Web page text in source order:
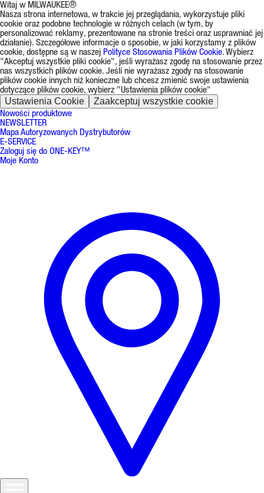
Witaj w MILWAUKEE®
Nasza strona internetowa, w trakcie jej przeglądania, wykorzystuje pliki
cookie oraz podobne technologie w różnych celach (w tym, by
personalizować reklamy, prezentowane na stronie treści oraz usprawniać jej
działanie). Szczegółowe informacje o sposobie, w jaki korzystamy z plików
cookie, dostępne są w naszej Polityce Stosowania Plików Cookie. Wybierz
"Akceptuj wszystkie pliki cookie", jeśli wyrażasz zgodę na stosowanie przez
nas wszystkich plików cookie. Jeśli nie wyrażasz zgody na stosowanie
plików cookie innych niż konieczne lub chcesz zmienić swoje ustawienia
dotyczące plików cookie, wybierz "Ustawienia plików cookie"
Ustawienia Cookie Zaakceptuj wszystkie cookie
Nowości produktowe
NEWSLETTER
Mapa Autoryzowanych Dystrybutorów
E-SERVICE
Zaloguj się do ONE-KEY™
Moje Konto